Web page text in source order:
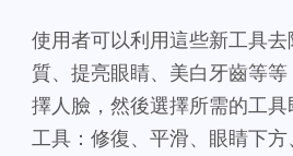
使用者可以利用這些新工具
質、提亮眼睛、美白牙齒等
擇人臉，然後選擇所需的工
工具：修復、平滑、眼睛下